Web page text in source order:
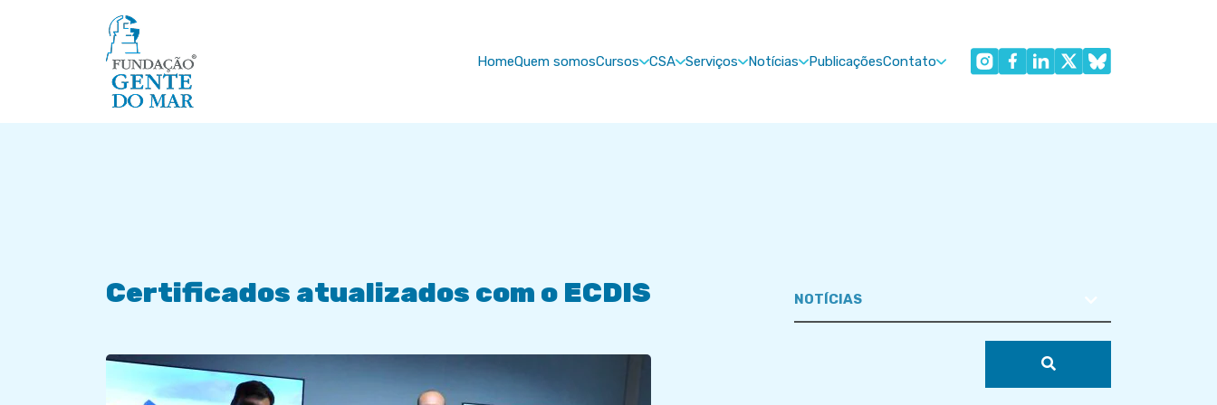
HomeQuem somosCursos CSA Serviços Notícias PublicaçõesContato
Certificados atualizados com o ECDIS